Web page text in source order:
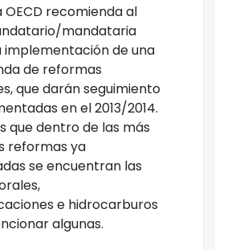
OECD recomienda al
mandataria
implementación de una
de reformas
que darán seguimiento
en el 2013/2014.
que dentro de las más
reformas ya
se encuentran las
e hidrocarburos
algunas.